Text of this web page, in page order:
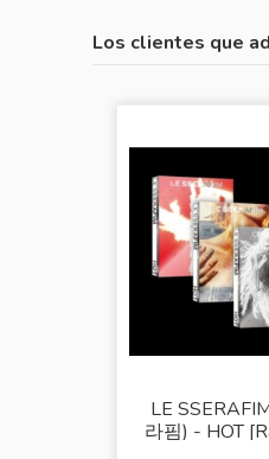
Los clientes que
LE
라핌) - HOT